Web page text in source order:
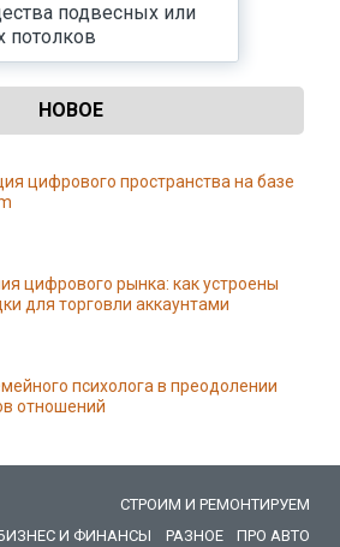
подвесных или
потолков
НОВОЕ
цифрового пространства на базе
цифрового рынка: как устроены
для торговли аккаунтами
психолога в преодолении
отношений
СТРОИМ И РЕМОНТИРУЕМ
И ФИНАНСЫ РАЗНОЕ ПРО АВТО